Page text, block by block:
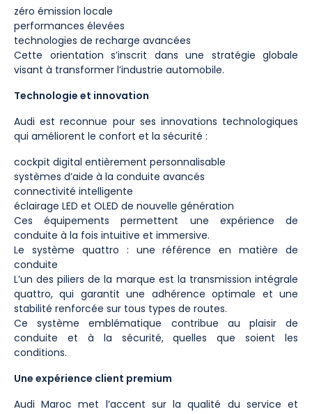
zéro émission locale
performances élevées
technologies de recharge avancées
Cette orientation s’inscrit dans une stratégie globale
visant à transformer l’industrie automobile.
Technologie et innovation
Audi est reconnue pour ses innovations technologiques
qui améliorent le confort et la sécurité :
cockpit digital entièrement personnalisable
systèmes d’aide à la conduite avancés
connectivité intelligente
éclairage LED et OLED de nouvelle génération
Ces équipements permettent une expérience de
conduite à la fois intuitive et immersive.
Le système quattro : une référence en matière de
conduite
L’un des piliers de la marque est la transmission intégrale
quattro, qui garantit une adhérence optimale et une
stabilité renforcée sur tous types de routes.
Ce système emblématique contribue au plaisir de
conduite et à la sécurité, quelles que soient les
conditions.
Une expérience client premium
Audi Maroc met l’accent sur la qualité du service et